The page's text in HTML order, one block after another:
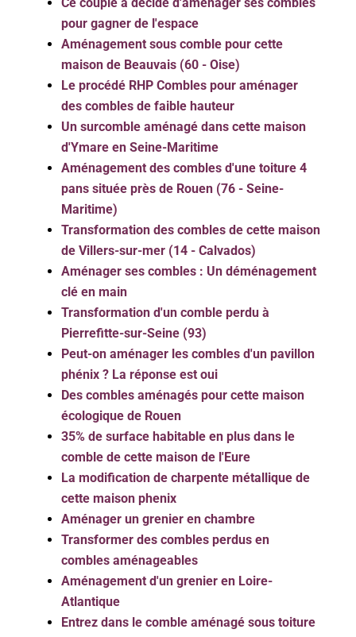
Ce couple a décidé d'aménager ses combles
pour gagner de l'espace
Aménagement sous comble pour cette
maison de Beauvais (60 - Oise)
Le procédé RHP Combles pour aménager
des combles de faible hauteur
Un surcomble aménagé dans cette maison
d'Ymare en Seine-Maritime
Aménagement des combles d'une toiture 4
pans située près de Rouen (76 - Seine-
Maritime)
Transformation des combles de cette maison
de Villers-sur-mer (14 - Calvados)
Aménager ses combles : Un déménagement
clé en main
Transformation d'un comble perdu à
Pierrefitte-sur-Seine (93)
Peut-on aménager les combles d'un pavillon
phénix ? La réponse est oui
Des combles aménagés pour cette maison
écologique de Rouen
35% de surface habitable en plus dans le
comble de cette maison de l'Eure
La modification de charpente métallique de
cette maison phenix
Aménager un grenier en chambre
Transformer des combles perdus en
combles aménageables
Aménagement d'un grenier en Loire-
Atlantique
Entrez dans le comble aménagé sous toiture